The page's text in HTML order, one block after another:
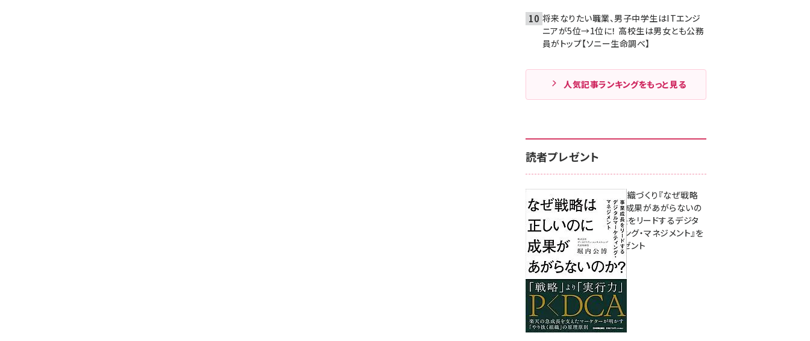
将来なりたい職業、男子中学生はITエンジ
ニアが5位→1位に！ 高校生は男女とも公務
員がトップ【ソニー生命調べ】
人気記事ランキングをもっと見る
読者プレゼント
成果を生む組織づくり『なぜ戦略
は正しいのに成果があがらないの
か？ 事業成長をリードするデジタ
ルマーケティング・マネジメント』を
3名様にプレゼント
8月7日 10:00